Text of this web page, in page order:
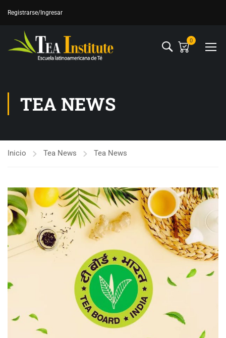
Registrarse/Ingresar
0
TEA NEWS
Inicio Tea News Tea News